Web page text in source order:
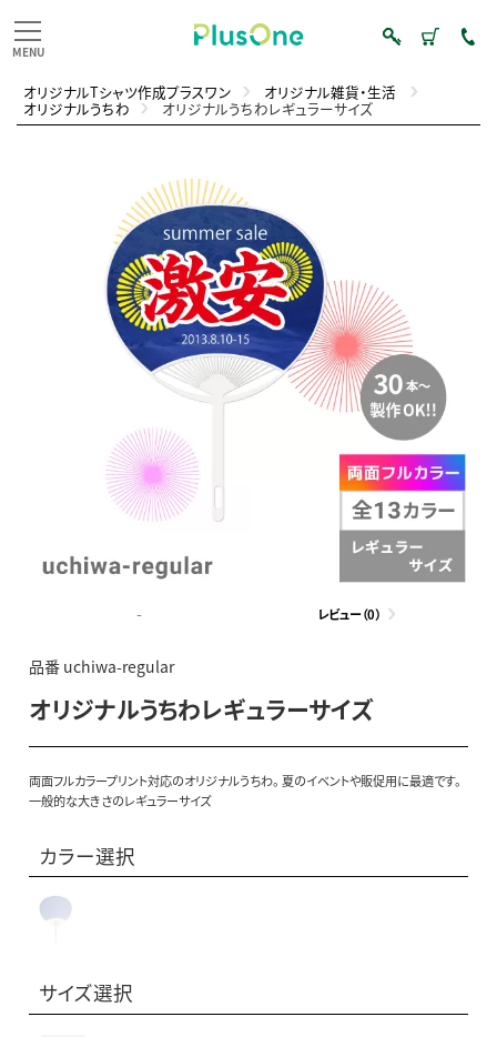
オリジナルTシャツ作成プラスワン オリジナル雑貨・生活
オリジナルうちわ オリジナルうちわレギュラーサイズ
- レビュー（0）
品番 uchiwa-regular
オリジナルうちわレギュラーサイズ
両面フルカラープリント対応のオリジナルうちわ。 夏のイベントや販促用に最適です。
一般的な大きさのレギュラーサイズ
カラー選択
サイズ選択